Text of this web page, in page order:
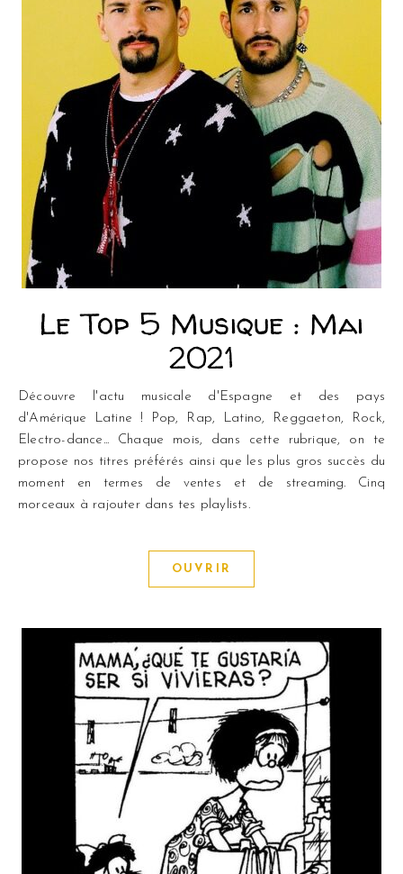
Le Top 5 Musique : Mai
2021
Découvre l'actu musicale d'Espagne et des pays
d'Amérique Latine ! Pop, Rap, Latino, Reggaeton, Rock,
Electro-dance... Chaque mois, dans cette rubrique, on te
propose nos titres préférés ainsi que les plus gros succès du
moment en termes de ventes et de streaming. Cinq
morceaux à rajouter dans tes playlists.
OUVRIR